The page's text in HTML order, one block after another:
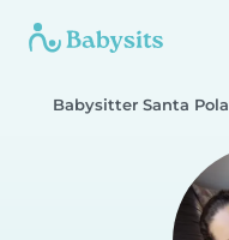
Babysitter Santa Pola